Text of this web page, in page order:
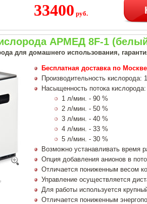
33400 руб.
АРМЕД 8F-1
для домашнего использования,
Бесплатная доставка по Москве
Производительность
Насыщенность потока кислорода:
1 л/мин. - 90 %
2 л/мин. - 50 %
3 л/мин. - 40 %
4 л/мин. - 33 %
5 л/мин. - 30 %
Возможно устанавливать время
Опция добавления анионов в
Отличается пониженным весом
Управление осуществляется
Для работы используется
Отличается пониженным